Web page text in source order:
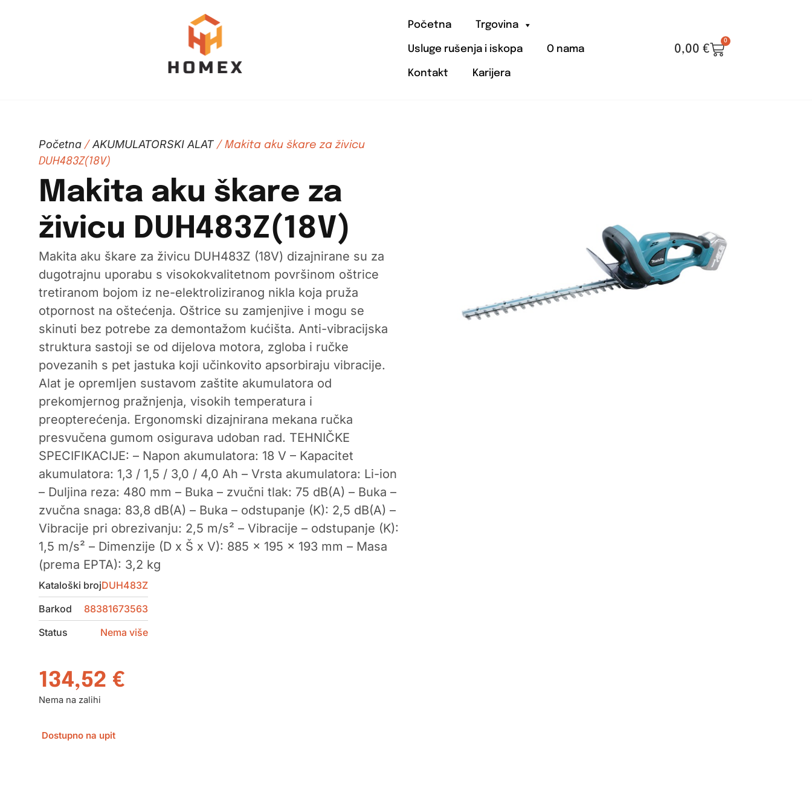
Početna Trgovina
Usluge rušenja i iskopa O nama
Kontakt Karijera
0,00 €
0
Početna/AKUMULATORSKI ALAT/ Makita aku škare za živicu
DUH483Z(18V)
Makita aku škare za
živicu DUH483Z(18V)
Makita aku škare za živicu DUH483Z (18V) dizajnirane su za
dugotrajnu uporabu s visokokvalitetnom površinom oštrice
tretiranom bojom iz ne-elektroliziranog nikla koja pruža
otpornost na oštećenja. Oštrice su zamjenjive i mogu se
skinuti bez potrebe za demontažom kućišta. Anti-vibracijska
struktura sastoji se od dijelova motora, zgloba i ručke
povezanih s pet jastuka koji učinkovito apsorbiraju vibracije.
Alat je opremljen sustavom zaštite akumulatora od
prekomjernog pražnjenja, visokih temperatura i
preopterećenja. Ergonomski dizajnirana mekana ručka
presvučena gumom osigurava udoban rad. TEHNIČKE
SPECIFIKACIJE: – Napon akumulatora: 18 V – Kapacitet
akumulatora: 1,3 / 1,5 / 3,0 / 4,0 Ah – Vrsta akumulatora: Li-ion
– Duljina reza: 480 mm – Buka – zvučni tlak: 75 dB(A) – Buka –
zvučna snaga: 83,8 dB(A) – Buka – odstupanje (K): 2,5 dB(A) –
Vibracije pri obrezivanju: 2,5 m/s² – Vibracije – odstupanje (K):
1,5 m/s² – Dimenzije (D x Š x V): 885 x 195 x 193 mm – Masa
(prema EPTA): 3,2 kg
Kataloški brojDUH483Z
Barkod
88381673563
Status
Nema više
134,52 €
Nema na zalihi
Dostupno na upit